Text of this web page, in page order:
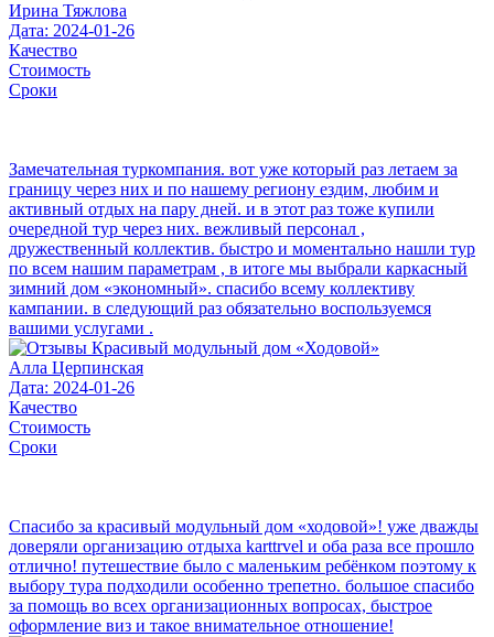
Ирина Тяжлова
Дата: 2024-01-26
Качество
Стоимость
Сроки
Замечательная туркомпания. вот уже который раз летаем за
границу через них и по нашему региону ездим, любим и
активный отдых на пару дней. и в этот раз тоже купили
очередной тур через них. вежливый персонал ,
дружественный коллектив. быстро и моментально нашли тур
по всем нашим параметрам , в итоге мы выбрали каркасный
зимний дом «экономный». спасибо всему коллективу
кампании. в следующий раз обязательно воспользуемся
вашими услугами .
Алла Церпинская
Дата: 2024-01-26
Качество
Стоимость
Сроки
Спасибо за красивый модульный дом «ходовой»! уже дважды
доверяли организацию отдыха karttrvel и оба раза все прошло
отлично! путешествие было с маленьким ребёнком поэтому к
выбору тура подходили особенно трепетно. большое спасибо
за помощь во всех организационных вопросах, быстрое
оформление виз и такое внимательное отношение!